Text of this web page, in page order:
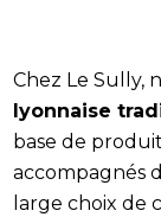
Chez Le Sully,
lyonnaise
base de
accompagnés
large choix de